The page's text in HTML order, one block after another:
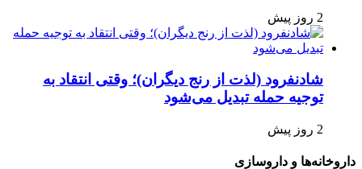
2 روز پیش
شادنفرود (لذت از رنج دیگران)؛ وقتی انتقاد به
توجیه حمله تبدیل می‌شود
2 روز پیش
داروخانه‌ها و داروسازی